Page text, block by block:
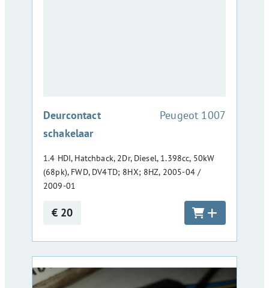
Deurcontact
schakelaar
:Peugeot 1007
1.4 HDI, Hatchback, 2Dr, Diesel, 1.398cc, 50kW
(68pk), FWD, DV4TD; 8HX; 8HZ, 2005-04 /
2009-01
€ 20